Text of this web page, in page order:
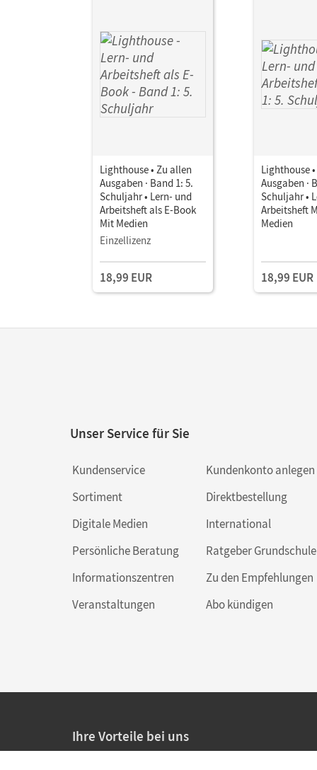
Lighthouse • Zu allen
Ausgaben · Band 1: 5.
Schuljahr • Lern- und
Arbeitsheft als E-Book
Mit Medien
Einzellizenz
18,99 EUR
Lighthouse
Ausgaben ·
Schuljahr •
Arbeitsheft
Medien
18,99 EUR
Unser Service für Sie
Kundenservice
Sortiment
Digitale Medien
Persönliche Beratung
Informationszentren
Veranstaltungen
Kundenkonto anlegen
Direktbestellung
International
Ratgeber Grundschule
Zu den Empfehlungen
Abo kündigen
Ihre Vorteile bei uns